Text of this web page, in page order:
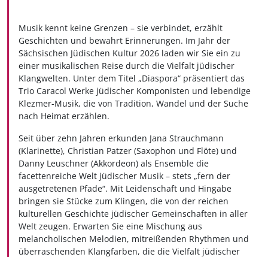
Musik kennt keine Grenzen – sie verbindet, erzählt
Geschichten und bewahrt Erinnerungen. Im Jahr der
Sächsischen Jüdischen Kultur 2026 laden wir Sie ein zu
einer musikalischen Reise durch die Vielfalt jüdischer
Klangwelten. Unter dem Titel „Diaspora“ präsentiert das
Trio Caracol Werke jüdischer Komponisten und lebendige
Klezmer-Musik, die von Tradition, Wandel und der Suche
nach Heimat erzählen.
Seit über zehn Jahren erkunden Jana Strauchmann
(Klarinette), Christian Patzer (Saxophon und Flöte) und
Danny Leuschner (Akkordeon) als Ensemble die
facettenreiche Welt jüdischer Musik – stets „fern der
ausgetretenen Pfade“. Mit Leidenschaft und Hingabe
bringen sie Stücke zum Klingen, die von der reichen
kulturellen Geschichte jüdischer Gemeinschaften in aller
Welt zeugen. Erwarten Sie eine Mischung aus
melancholischen Melodien, mitreißenden Rhythmen und
überraschenden Klangfarben, die die Vielfalt jüdischer